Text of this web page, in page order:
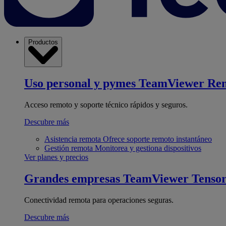
Productos
Uso personal y pymes TeamViewer
Acceso remoto y soporte técnico rápidos y seguros.
Descubre más
Asistencia remota Ofrece soporte remoto instantáneo
Gestión remota Monitorea y gestiona dispositivos
Ver planes y precios
Grandes empresas TeamViewer Tensor
Conectividad remota para operaciones seguras.
Descubre más